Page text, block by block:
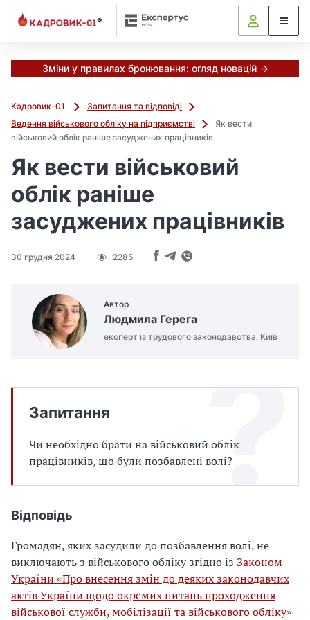
Зміни у правилах бронювання: огляд новацій →
Кадровик-01
Запитання та відповіді
Ведення військового обліку на підприємстві
Як вести
військовий облік раніше засуджених працівників
Як вести військовий
облік раніше
засуджених працівників
30 грудня 2024 2285
Автор
Людмила Герега
експерт із трудового законодавства, Київ
Запитання
Чи необхідно брати на військовий облік
працівників, що були позбавлені волі?
Відповідь
Громадян, яких засудили до позбавлення волі, не
виключають з військового обліку згідно із Законом
України «Про внесення змін до деяких законодавчих
актів України щодо окремих питань проходження
військової служби, мобілізації та військового обліку»